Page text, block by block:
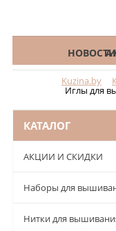
КАТАЛОГНОВОСТИ
Kuzina.by
Иглы для
КАТАЛОГ
АКЦИИ И СКИДКИ
Наборы для
Нитки для